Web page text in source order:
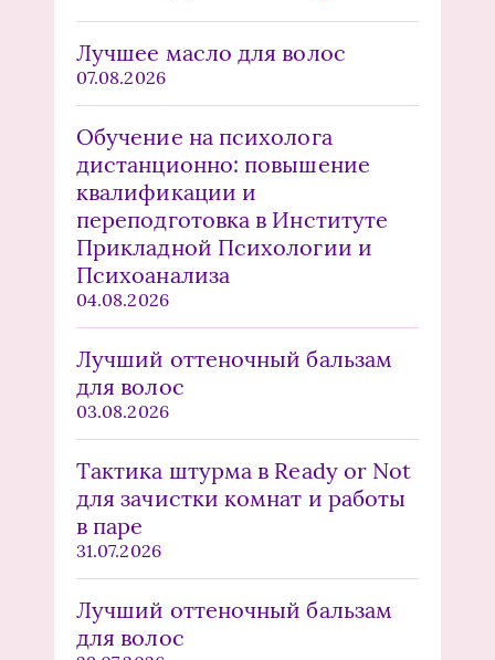
Лучшее масло для волос
07.08.2026
Обучение на психолога
дистанционно: повышение
квалификации и
переподготовка в Институте
Прикладной Психологии и
Психоанализа
04.08.2026
Лучший оттеночный бальзам
для волос
03.08.2026
Тактика штурма в Ready or Not
для зачистки комнат и работы
в паре
31.07.2026
Лучший оттеночный бальзам
для волос